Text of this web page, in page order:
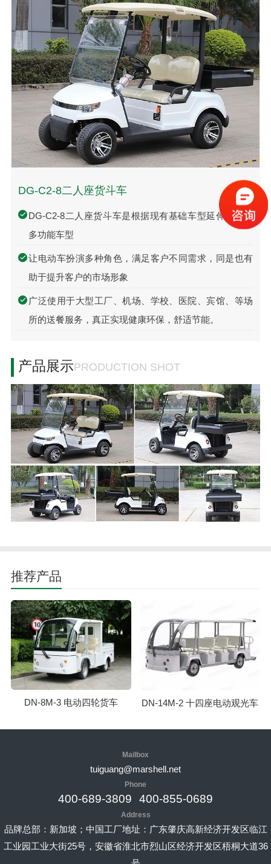
DG-C2-8二人座货斗车
DG-C2-8二人座货斗车是根据现有基础车型延伸出来的
多功能车型
让电动车扮演多种角色，满足客户不同需求，同是也有
助于提升客户的市场形象
广泛使用于大型工厂、机场、学校、医院、宾馆、等场
所的送餐服务，真正实现健康环保，舒适节能。
产品展示PRODUCTION SHOT
推荐产品
DN-8M-3 电动四轮货车 DN-14M-2 十四座电动观光车
Mailbox
tuiguang@marshell.net
Phone
400-689-3809 400-855-0689
Address
品牌总部：新加坡；中国工厂地址：广东肇庆高新经济开发区临江
工业园工业大街25号，安徽省淮北市烈山区经济开发区梧桐大道36